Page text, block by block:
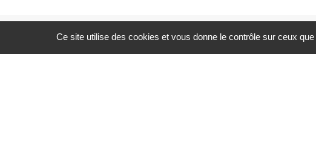
PALAIS DE JUSTICE
Ce site utilise des cookies et vous donne le contrôle sur ceux